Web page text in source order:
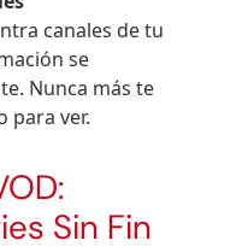
canales de tu
se
Nunca más te
para ver.
Sin Fin